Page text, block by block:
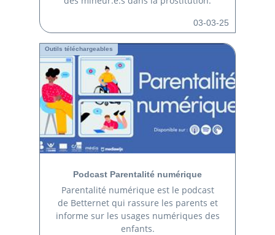
03-03-25
Outils téléchargeables
Podcast Parentalité numérique
Parentalité numérique est le podcast
de Betternet qui rassure les parents et
informe sur les usages numériques des
enfants.